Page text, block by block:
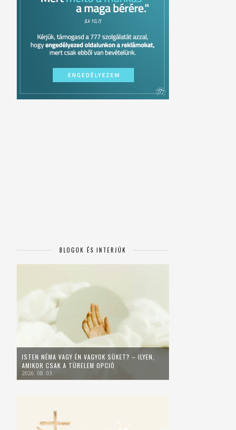
BLOGOK ÉS INTERJÚK
ISTEN NÉMA VAGY ÉN VAGYOK SÜKET? – ILYEN,
AMIKOR CSAK A TÜRELEM OPCIÓ
2026. 08. 03.